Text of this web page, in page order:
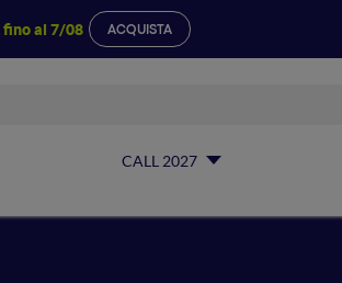
fino al 7/08 ACQUISTA
CALL 2027